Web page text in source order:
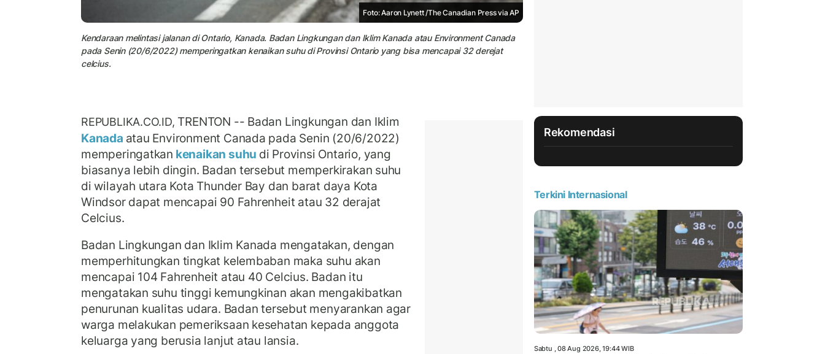
Foto: Aaron Lynett /The Canadian Press via AP
Kendaraan melintasi jalanan di Ontario, Kanada. Badan Lingkungan dan Iklim Kanada atau Environment Canada
pada Senin (20/6/2022) memperingatkan kenaikan suhu di Provinsi Ontario yang bisa mencapai 32 derejat
celcius.
REPUBLIKA.CO.ID, TRENTON -- Badan Lingkungan dan Iklim
Kanada atau Environment Canada pada Senin (20/6/2022)
memperingatkan kenaikan suhu di Provinsi Ontario, yang
biasanya lebih dingin. Badan tersebut memperkirakan suhu
di wilayah utara Kota Thunder Bay dan barat daya Kota
Windsor dapat mencapai 90 Fahrenheit atau 32 derajat
Celcius.
Badan Lingkungan dan Iklim Kanada mengatakan, dengan
memperhitungkan tingkat kelembaban maka suhu akan
mencapai 104 Fahrenheit atau 40 Celcius. Badan itu
mengatakan suhu tinggi kemungkinan akan mengakibatkan
penurunan kualitas udara. Badan tersebut menyarankan agar
warga melakukan pemeriksaan kesehatan kepada anggota
keluarga yang berusia lanjut atau lansia.
Rekomendasi
Terkini Internasional
Sabtu , 08 Aug 2026, 19:44 WIB